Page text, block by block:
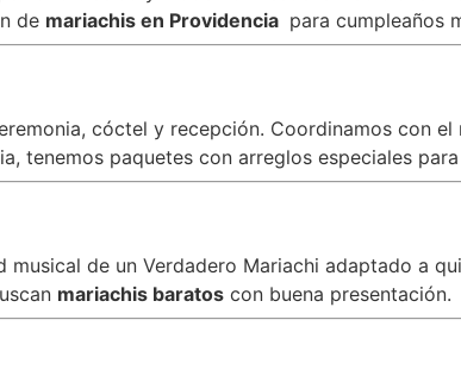
de mariachis en Providencia para cumpleaños
cóctel y recepción. Coordinamos con
tenemos paquetes con arreglos especiales
musical de un Verdadero Mariachi adaptado a
mariachis baratos con buena presentación.